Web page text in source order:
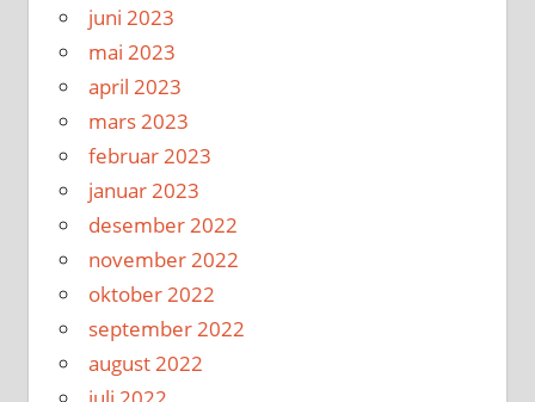
juni 2023
mai 2023
april 2023
mars 2023
februar 2023
januar 2023
desember 2022
november 2022
oktober 2022
september 2022
august 2022